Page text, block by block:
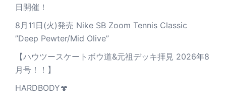
日開催！
8月11日(火)発売 Nike SB Zoom Tennis Classic
”Deep Pewter/Mid Olive”
【ハウツースケートボウ道&元祖デッキ拝見 2026年8
月号！！】
HARDBODY🍄